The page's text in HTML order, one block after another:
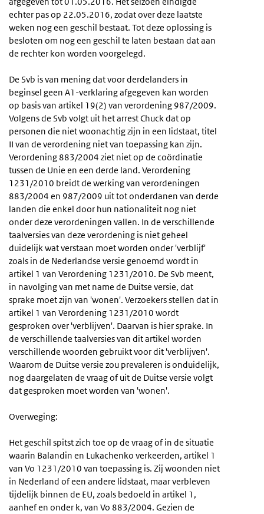
echter pas op 22.05.2016, zodat over deze laatste
weken nog een geschil bestaat. Tot deze oplossing is
besloten om nog een geschil te laten bestaan dat aan
de rechter kon worden voorgelegd.
De Svb is van mening dat voor derdelanders in
beginsel geen A1-verklaring afgegeven kan worden
op basis van artikel 19(2) van verordening 987/2009.
Volgens de Svb volgt uit het arrest Chuck dat op
personen die niet woonachtig zijn in een lidstaat, titel
II van de verordening niet van toepassing kan zijn.
Verordening 883/2004 ziet niet op de coördinatie
tussen de Unie en een derde land. Verordening
1231/2010 breidt de werking van verordeningen
883/2004 en 987/2009 uit tot onderdanen van derde
landen die enkel door hun nationaliteit nog niet
onder deze verordeningen vallen. In de verschillende
taalversies van deze verordening is niet geheel
duidelijk wat verstaan moet worden onder 'verblijf'
zoals in de Nederlandse versie genoemd wordt in
artikel 1 van Verordening 1231/2010. De Svb meent,
in navolging van met name de Duitse versie, dat
sprake moet zijn van 'wonen'. Verzoekers stellen dat in
artikel 1 van Verordening 1231/2010 wordt
gesproken over 'verblijven'. Daarvan is hier sprake. In
de verschillende taalversies van dit artikel worden
verschillende woorden gebruikt voor dit 'verblijven'.
Waarom de Duitse versie zou prevaleren is onduidelijk,
nog daargelaten de vraag of uit de Duitse versie volgt
dat gesproken moet worden van 'wonen'.
Overweging:
Het geschil spitst zich toe op de vraag of in de situatie
waarin Balandin en Lukachenko verkeerden, artikel 1
van Vo 1231/2010 van toepassing is. Zij woonden niet
in Nederland of een andere lidstaat, maar verbleven
tijdelijk binnen de EU, zoals bedoeld in artikel 1,
aanhef en onder k, van Vo 883/2004. Gezien de